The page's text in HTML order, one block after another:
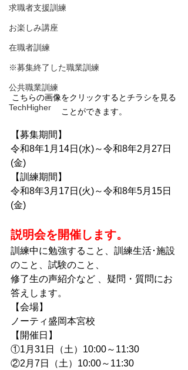
求職者支援訓練
お楽しみ講座
在職者訓練
※募集終了した職業訓練
公共職業訓練
TechHigher
こちらの画像をクリックするとチラシを見る
ことができます。
【募集期間】
令和8年1 月14日(水)～令和8年2月27日
(金)
【訓練期間】
令和8年3月17日(火)～令和8年5月15日
(金)
説明会を開催します。
訓練中に勉強すること、訓練生活･施設
のこと、試験のこと、
修了生の声紹介など 、疑問・質問にお
答えします。
【会場】
ノーティ盛岡本宮校
【開催日】
①1月31日（土）10:00～11:30
②2月7日（土）10:00～11:30